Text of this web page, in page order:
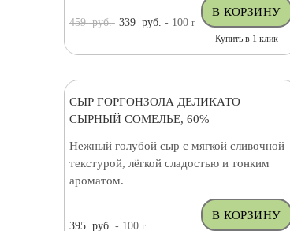
459руб. 339 руб. - 100 г
Купить в 1 клик
СЫР ГОРГОНЗОЛА ДЕЛИКАТО
СЫРНЫЙ СОМЕЛЬЕ, 60%
Нежный голубой сыр с мягкой сливочной
текстурой, лёгкой сладостью и тонким
ароматом.
395 руб. - 100 г